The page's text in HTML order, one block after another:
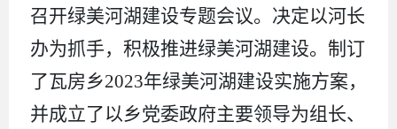
召开绿美河湖建设专题会议。决定以河长
办为抓手，积极推进绿美河湖建设。制订
了瓦房乡2023年绿美河湖建设实施方案，
并成立了以乡党委政府主要领导为组长、